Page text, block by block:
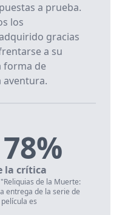
a prueba.
los
gracias
a su
forma de
aventura.
78%
la crítica
de la Muerte:
entrega de la serie de
es